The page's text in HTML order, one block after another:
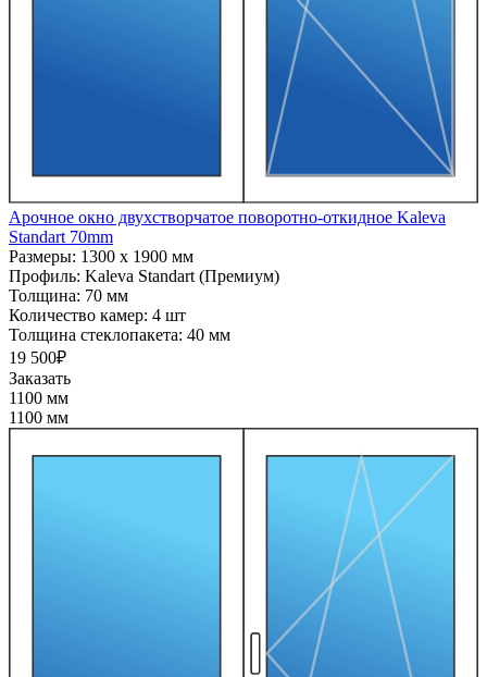
Арочное окно двухстворчатое поворотно-откидное Kaleva
Standart 70mm
Размеры: 1300 x 1900 мм
Профиль: Kaleva Standart (Премиум)
Толщина: 70 мм
Количество камер: 4 шт
Толщина стеклопакета: 40 мм
19 500₽
Заказать
1100 мм
1100 мм